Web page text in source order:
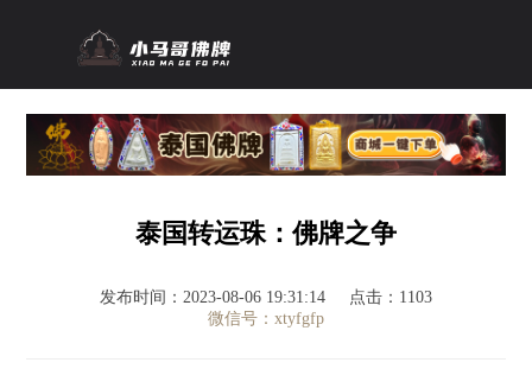
泰国转运珠：佛牌之争
发布时间：2023-08-06 19:31:14
点击：1103
微信号：xtyfgfp